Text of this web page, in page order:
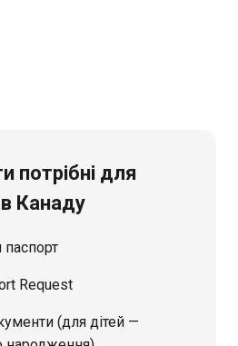
потрібні для
в Канаду
Request
(для дітей —